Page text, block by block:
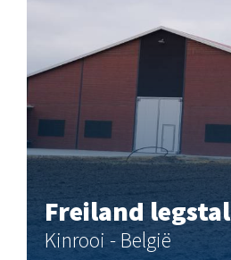
Freiland legstal
Kinrooi - België